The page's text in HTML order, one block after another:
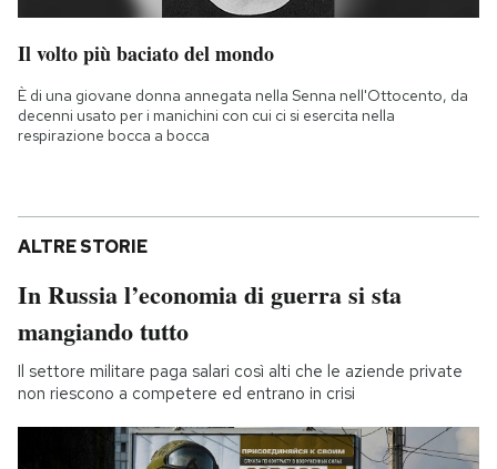
Il volto più baciato del mondo
È di una giovane donna annegata nella Senna nell'Ottocento, da
decenni usato per i manichini con cui ci si esercita nella
respirazione bocca a bocca
ALTRE STORIE
In Russia l’economia di guerra si sta
mangiando tutto
Il settore militare paga salari così alti che le aziende private
non riescono a competere ed entrano in crisi